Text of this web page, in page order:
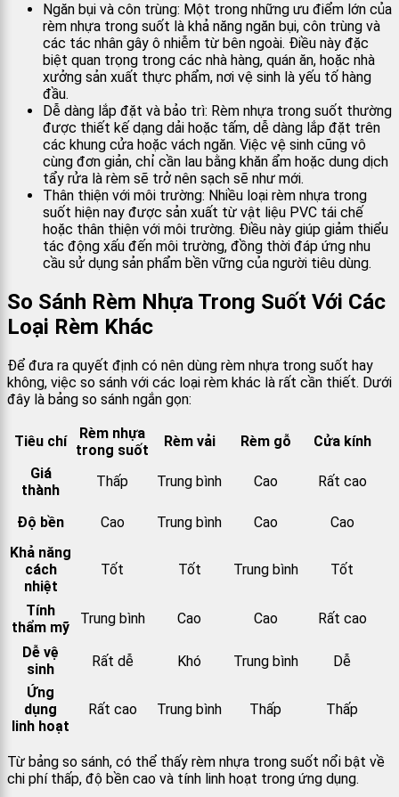
Ngăn bụi và côn trùng: Một trong những ưu điểm lớn của
rèm nhựa trong suốt là khả năng ngăn bụi, côn trùng và
các tác nhân gây ô nhiễm từ bên ngoài. Điều này đặc
biệt quan trọng trong các nhà hàng, quán ăn, hoặc nhà
xưởng sản xuất thực phẩm, nơi vệ sinh là yếu tố hàng
đầu.
Dễ dàng lắp đặt và bảo trì: Rèm nhựa trong suốt thường
được thiết kế dạng dải hoặc tấm, dễ dàng lắp đặt trên
các khung cửa hoặc vách ngăn. Việc vệ sinh cũng vô
cùng đơn giản, chỉ cần lau bằng khăn ẩm hoặc dung dịch
tẩy rửa là rèm sẽ trở nên sạch sẽ như mới.
Thân thiện với môi trường: Nhiều loại rèm nhựa trong
suốt hiện nay được sản xuất từ vật liệu PVC tái chế
hoặc thân thiện với môi trường. Điều này giúp giảm thiểu
tác động xấu đến môi trường, đồng thời đáp ứng nhu
cầu sử dụng sản phẩm bền vững của người tiêu dùng.
So Sánh Rèm Nhựa Trong Suốt Với Các
Loại Rèm Khác
Để đưa ra quyết định có nên dùng rèm nhựa trong suốt hay
không, việc so sánh với các loại rèm khác là rất cần thiết. Dưới
đây là bảng so sánh ngắn gọn:
Tiêu chí
Rèm nhựa
trong suốt
Rèm vải Rèm gỗ
Cửa kính
Giá
thành
Thấp Trung bình Cao Rất cao
Độ bền Cao Trung bình Cao
Cao
Khả năng
cách
nhiệt
Tốt Tốt Trung bình Tốt
Tính
thẩm mỹ
Trung bình Cao Cao
Rất cao
Dễ vệ
sinh
Rất dễ Khó Trung bình
Dễ
Ứng
dụng
linh hoạt
Rất cao Trung bình Thấp Thấp
Từ bảng so sánh, có thể thấy rèm nhựa trong suốt nổi bật về
chi phí thấp, độ bền cao và tính linh hoạt trong ứng dụng.